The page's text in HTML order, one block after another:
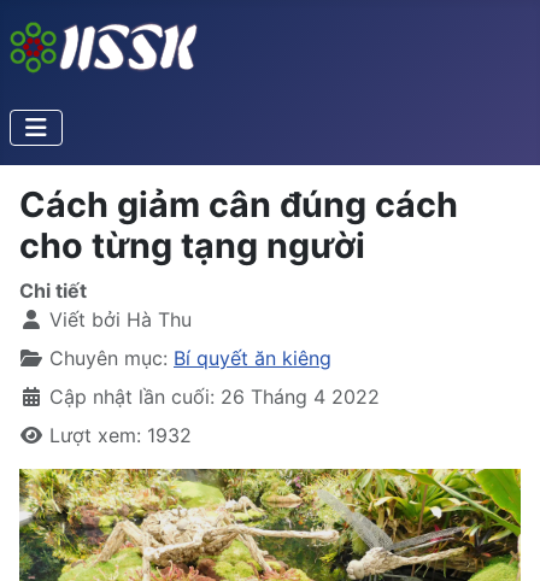
Cách giảm cân đúng cách
cho từng tạng người
Chi tiết
Viết bởi Hà Thu
Chuyên mục: Bí quyết ăn kiêng
Cập nhật lần cuối: 26 Tháng 4 2022
Lượt xem: 1932